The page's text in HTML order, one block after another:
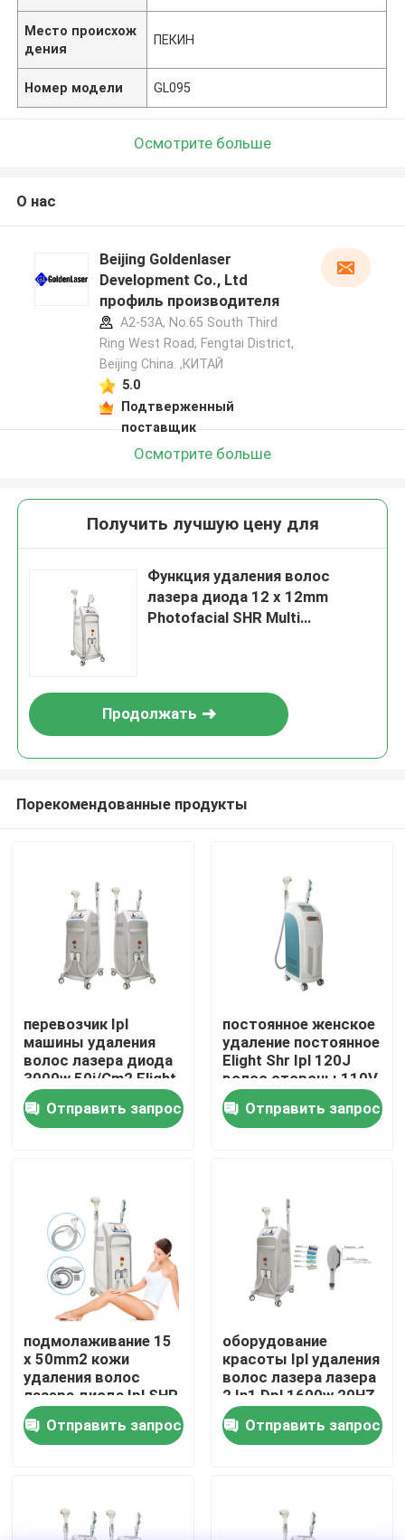
Продукты
Ролики
О нас
Путешествие фабрики
Проверка качества
Свяжитесь мы
Спросите цитату
Место происхож
дения
ПЕКИН
Номер модели GL095
Осмотрите больше
О нас
Beijing Goldenlaser
Development Co., Ltd
профиль производителя
A2-53A, No.65 South Third
Ring West Road, Fengtai District,
Beijing China. ,КИТАЙ
5.0
Подтверженный
поставщик
Осмотрите больше
Получить лучшую цену для
Функция удаления волос
лазера диода 12 x 12mm
Photofacial SHR Multi
Продолжать
Порекомендованные продукты
перевозчик Ipl
машины удаления
волос лазера диода
3000w 50j/Cm2 Elight
SHR постоянный
Отправить запрос
постоянное женское
удаление постоянное
Elight Shr Ipl 120J
волос стороны 110V
Отправить запрос
подмолаживание 15
x 50mm2 кожи
удаления волос
лазера диода Ipl SHR
угорь 480nm
постоянное
Отправить запрос
оборудование
красоты Ipl удаления
волос лазера лазера
2 In1 Dpl 1600w 20HZ
Ipl Shr Elight
Отправить запрос